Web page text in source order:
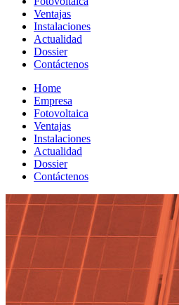
Ventajas
Instalaciones
Actualidad
Dossier
Contáctenos
Home
Empresa
Fotovoltaica
Ventajas
Instalaciones
Actualidad
Dossier
Contáctenos